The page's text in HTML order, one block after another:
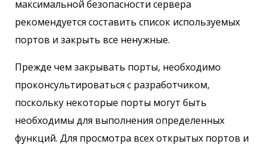
максимальной безопасности сервера
рекомендуется составить список используемых
портов и закрыть все ненужные.
Прежде чем закрывать порты, необходимо
проконсультироваться с разработчиком,
поскольку некоторые порты могут быть
необходимы для выполнения определенных
функций. Для просмотра всех открытых портов и